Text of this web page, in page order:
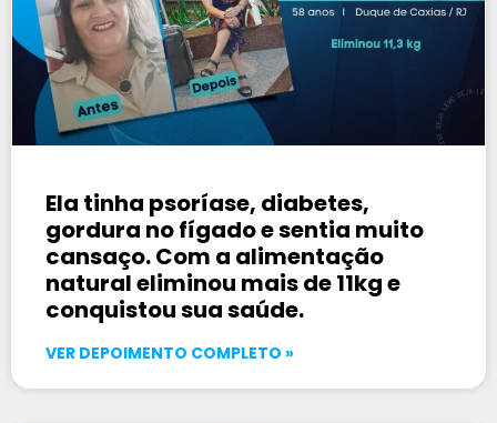
Ela tinha psoríase, diabetes,
gordura no fígado e sentia muito
cansaço. Com a alimentação
natural eliminou mais de 11kg e
conquistou sua saúde.
VER DEPOIMENTO COMPLETO »